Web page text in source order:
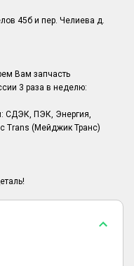
45б и пер. Челиева д.
Вам запчасть
3 раза в неделю:
СДЭК, ПЭК, Энергия,
Trans (Мейджик Транс)